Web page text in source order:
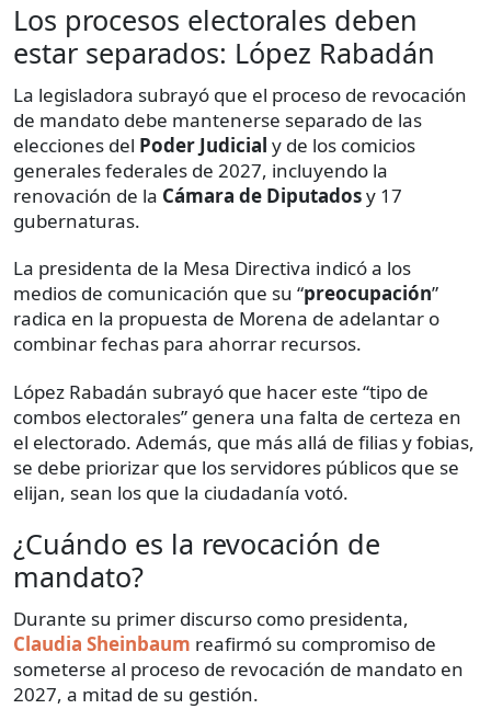
Los procesos electorales deben
estar separados: López Rabadán
La legisladora subrayó que el proceso de revocación
de mandato debe mantenerse separado de las
elecciones del Poder Judicial y de los comicios
generales federales de 2027, incluyendo la
renovación de la Cámara de Diputadosy 17
gubernaturas.
La presidenta de la Mesa Directiva indicó a los
medios de comunicación que su “preocupación”
radica en la propuesta de Morena de adelantar o
combinar fechas para ahorrar recursos.
López Rabadán subrayó que hacer este “tipo de
combos electorales” genera una falta de certeza en
el electorado. Además, que más allá de filias y fobias,
se debe priorizar que los servidores públicos que se
elijan, sean los que la ciudadanía votó.
¿Cuándo es la revocación de
mandato?
Durante su primer discurso como presidenta,
Claudia Sheinbaum reafirmó su compromiso de
someterse al proceso de revocación de mandato en
2027, a mitad de su gestión.